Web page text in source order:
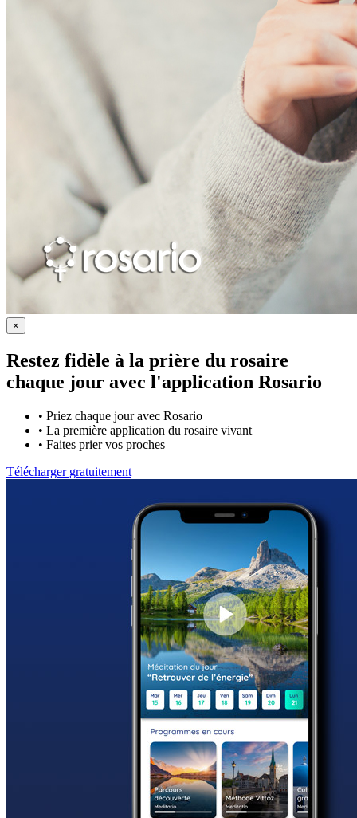
×
Restez fidèle à la prière du rosaire
chaque jour avec l'application Rosario
• Priez chaque jour avec Rosario
• La première application du rosaire vivant
• Faites prier vos proches
Télécharger gratuitement